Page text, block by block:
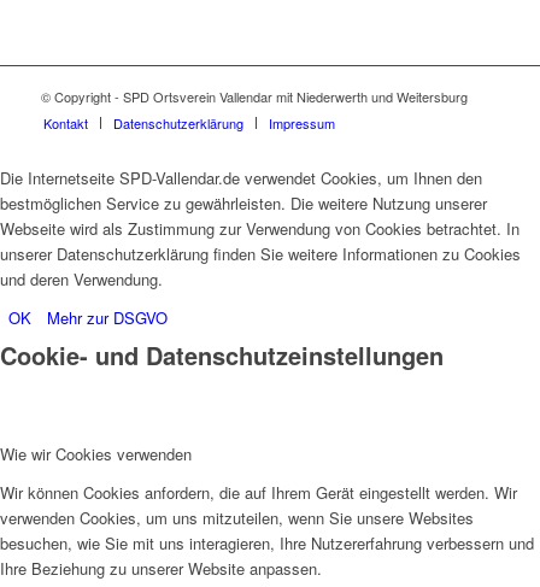
© Copyright - SPD Ortsverein Vallendar mit Niederwerth und Weitersburg
Kontakt
Datenschutzerklärung Impressum
Die Internetseite SPD-Vallendar.de verwendet Cookies, um Ihnen den
bestmöglichen Service zu gewährleisten. Die weitere Nutzung unserer
Webseite wird als Zustimmung zur Verwendung von Cookies betrachtet. In
unserer Datenschutzerklärung finden Sie weitere Informationen zu Cookies
und deren Verwendung.
OK
Mehr zur DSGVO
Cookie- und Datenschutzeinstellungen
Wie wir Cookies verwenden
Wir können Cookies anfordern, die auf Ihrem Gerät eingestellt werden. Wir
verwenden Cookies, um uns mitzuteilen, wenn Sie unsere Websites
besuchen, wie Sie mit uns interagieren, Ihre Nutzererfahrung verbessern und
Ihre Beziehung zu unserer Website anpassen.